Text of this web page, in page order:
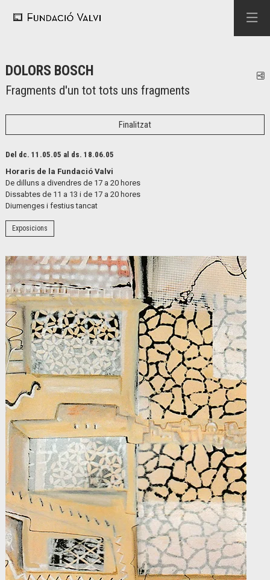
DOLORS BOSCH
Fragments d'un tot tots uns fragments
Finalitzat
Del dc. 11.05.05 al ds. 18.06.05
Horaris de la Fundació Valvi
De dilluns a divendres de 17 a 20 hores
Dissabtes de 11 a 13 i de 17 a 20 hores
Diumenges i festius tancat
Exposicions